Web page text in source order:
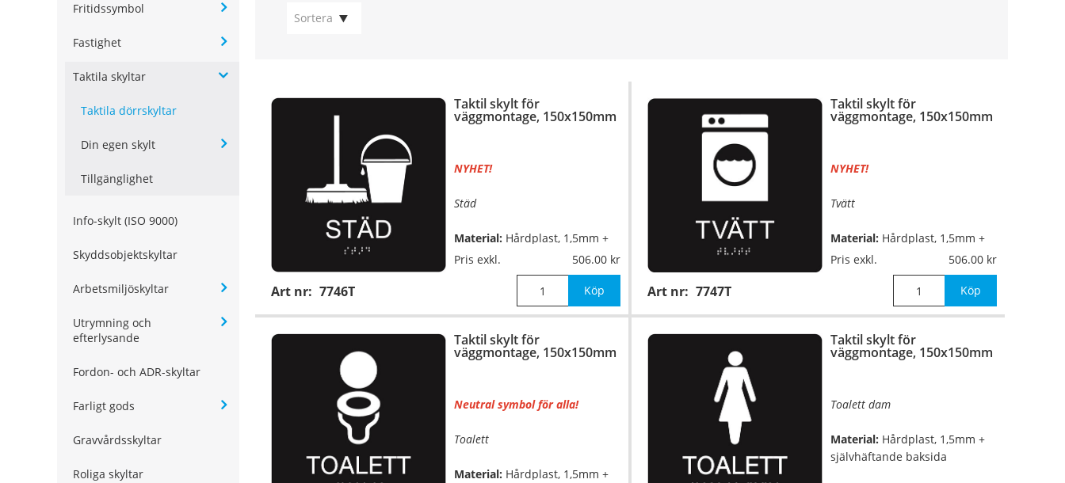
Fritidssymbol
Fastighet
Taktila skyltar
Taktila dörrskyltar
Din egen skylt
Tillgänglighet
Info-skylt (ISO 9000)
Skyddsobjektskyltar
Arbetsmiljöskyltar
Utrymning och
efterlysande
Fordon- och ADR-skyltar
Farligt gods
Gravvårdsskyltar
Roliga skyltar
Sortera
Taktil skylt för
väggmontage, 150x150mm
Art nr: 7746T
NYHET!
Städ
Material: Hårdplast, 1,5mm +
självhäftande baksida
150x150mm
Pris exkl. 506.00
Köp
Taktil skylt för
väggmontage, 150x150mm
Art nr: 7747T
NYHET!
Tvätt
Material: Hårdplast, 1,5mm +
självhäftande baksida
150x150mm
Pris exkl. 506.00
Köp
Taktil skylt för
väggmontage, 150x150mm
Neutral symbol för alla!
Toalett
Material: Hårdplast, 1,5mm +
Taktil skylt för
väggmontage, 150x150mm
Toalett dam
Material: Hårdplast, 1,5mm +
självhäftande baksida